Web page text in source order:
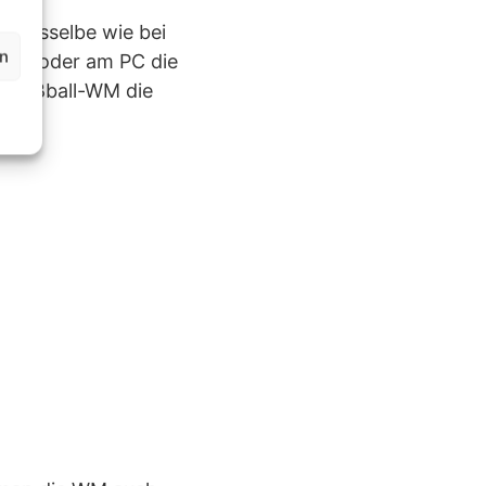
dasselbe wie bei
oder am PC die
Fußball-WM die